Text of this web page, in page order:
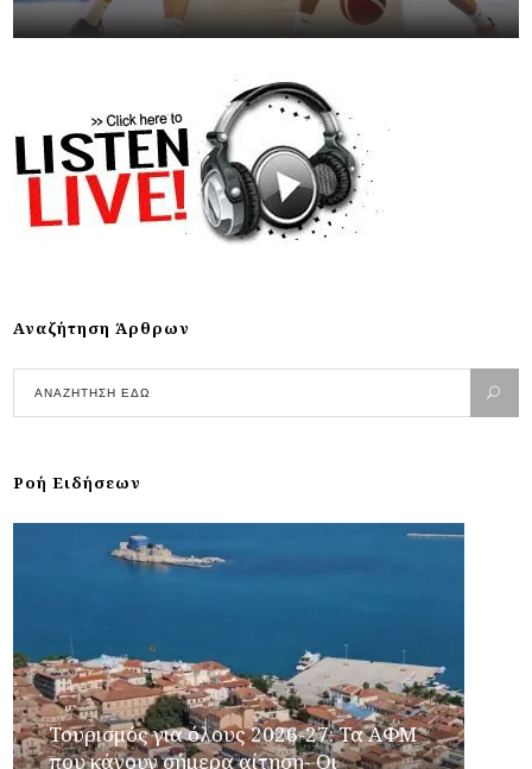
Αναζήτηση Άρθρων
Ροή Ειδήσεων
Τουρισμός για όλους 2026-27: Τα ΑΦΜ
που κάνουν σήμερα αίτηση- Οι